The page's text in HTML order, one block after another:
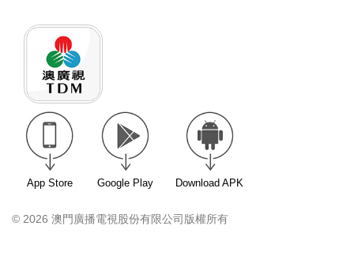
App Store Google Play Download APK
© 2026 澳門廣播電視股份有限公司版權所有